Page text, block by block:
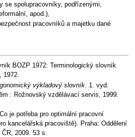
se spolupracovníky, podřízenými,
apod.),
pracovníků a majetku dané
BOZP 1972: Terminologický slovník
1972.
výkladový slovník . 1. vyd.
: Rožnovský vzdělávací servis, 1999.
je potřeba pro optimální pracovní
kancelářská pracoviště). Praha: Oddělení
2009. 53 s.